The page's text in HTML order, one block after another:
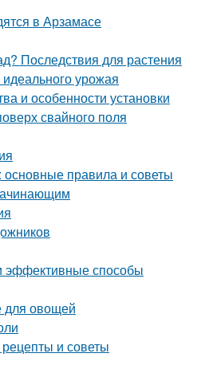
в Арзамасе
Последствия для растения
урожая
и особенности установки
свайного поля
основные правила и советы
эффективные способы
для овощей
и советы